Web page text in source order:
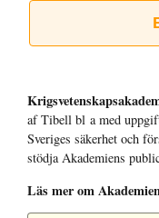
af Tibell bl a med
Sveriges säkerhet och
stödja Akademiens
Läs mer om